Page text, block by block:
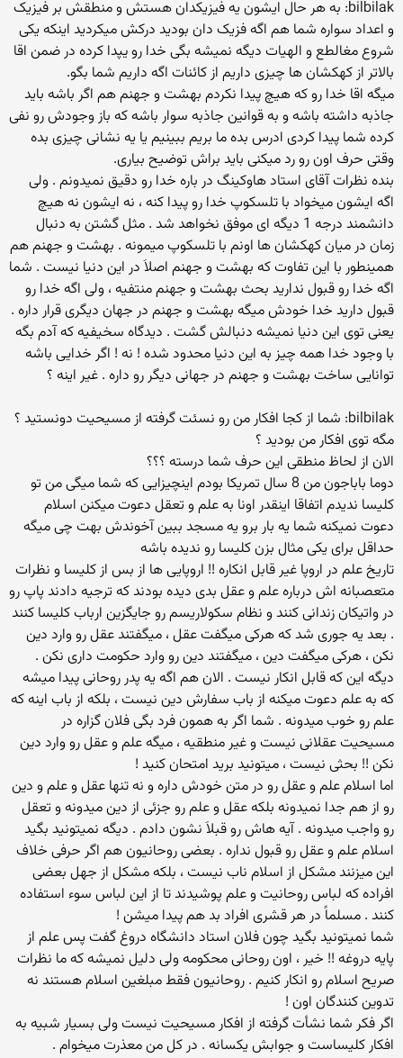
bilbilak: به هر حال ایشون یه فیزیکدان هستش و منطقش بر فیزیک
و اعداد سواره شما هم اگه فزیک دان بودید درکش میکردید اینکه یکی
شروع مغالطع و الهیات دیگه نمیشه بگی خدا رو یپدا کرده در ضمن اقا
بالاتر از کهکشان ها چیزی داریم از کائنات اگه داریم شما بگو.
میگه اقا خدا رو که هیچ پیدا نکردم بهشت و جهنم هم اگر باشه باید
جاذبه داشته باشه و به قوانین جاذبه سوار باشه که باز وجودش رو نفی
کرده شما پیدا کردی ادرس بده ما بریم ببینیم یا یه نشانی چیزی بده
وقتی حرف اون رو رد میکنی باید براش توضیح بیاری.
بنده نظرات آقای استاد هاوكینگ در باره خدا رو دقیق نمیدونم . ولی
اگه ایشون میخواد با تلسكوپ خدا رو پیدا كنه ، نه ایشون نه هیچ
دانشمند درجه 1 دیگه ای موفق نخواهد شد . مثل گشتن به دنبال
زمان در میان كهكشان ها اونم با تلسكوپ میمونه . بهشت و جهنم هم
همینطور با این تفاوت كه بهشت و جهنم اصلاَ در این دنیا نیست . شما
اگه خدا رو قبول ندارید بحث بهشت و جهنم منتفیه ، ولی اگه خدا رو
قبول دارید خدا خودش میگه بهشت و جهنم در جهان دیگری قرار داره .
یعنی توی این دنیا نمیشه دنبالش گشت . دیدگاه سخیفیه كه آدم بگه
با وجود خدا همه چیز به این دنیا محدود شده ! نه ! اگر خدایی باشه
توانایی ساخت بهشت و جهنم در جهانی دیگر رو داره . غیر اینه ؟
bilbilak: شما از کجا افکار من رو نسئت گرفته از مسیحیت دونستید ؟
مگه توی افکار من بودید ؟
الان از لحاظ منطقی این حرف شما درسته ؟؟؟
دوما باباجون من 8 سال تمریکا بودم اینچیزایی که شما میگی من تو
کلیسا ندیدم اتفاقا اینقدر اونا به علم و تعقل دعوت میکنن اسلام
دعوت نمیکنه شما یه بار برو یه مسجد ببین آخوندش بهت چی میگه
حداقل برای یکی مثال بزن کلیسا رو ندیده باشه
تاریخ علم در اروپا غیر قابل انكاره !! اروپایی ها از بس از كلیسا و نظرات
متعصبانه اش درباره علم و عقل بدی دیده بودند كه ترجیه دادند پاپ رو
در واتیكان زندانی كنند و نظام سكولاریسم رو جایگزین ارباب كلیسا كنند
. بعد یه جوری شد كه هركی میگفت عقل ، میگفتند عقل رو وارد دین
نكن ، هركی میگفت دین ، میگفتند دین رو وارد حكومت داری نكن .
دیگه این كه قابل انكار نیست . الان هم اگه یه پدر روحانی پیدا میشه
كه به علم دعوت میكنه از باب سفارش دین نیست ، بلكه از باب اینه كه
علم رو خوب میدونه . شما اگر به همون فرد بگی فلان گزاره در
مسیحیت عقلانی نیست و غیر منطقیه ، میگه علم و عقل رو وارد دین
نكن !! بحثی نیست ، میتونید برید امتحان كنید !
اما اسلام علم و عقل رو در متن خودش داره و نه تنها عقل و علم و دین
رو از هم جدا نمیدونه بلكه عقل و علم رو جزئی از دین میدونه و تعقل
رو واجب میدونه . آیه هاش رو قبلاَ نشون دادم . دیگه نمیتونید بگید
اسلام علم و عقل رو قبول نداره . بعضی روحانیون هم اگر حرفی خلاف
این میزنند مشكل از اسلام ناب نیست ، بلكه مشكل از جهل بعضی
افراده كه لباس روحانیت و علم پوشیدند تا از این لباس سوء استفاده
کنند . مسلماً در هر قشری افراد بد هم پیدا میشن !
شما نمیتونید بگید چون فلان استاد دانشگاه دروغ گفت پس علم از
پایه دروغه !! خیر ، اون روحانی محکومه ولی دلیل نمیشه که ما نظرات
صریح اسلام رو انکار کنیم . روحانیون فقط مبلغین اسلام هستند نه
تدوین کنندگان اون !
اگر فکر شما نشأت گرفته از افکار مسیحیت نیست ولی بسیار شبیه به
افکار کلیساست و جوابش یکسانه . در کل من معذرت میخوام .